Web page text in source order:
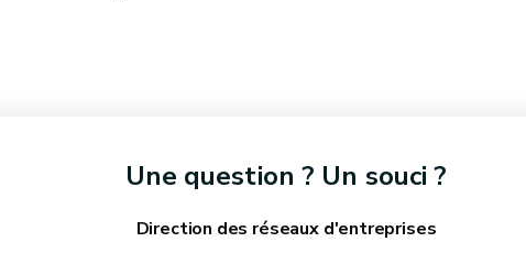
Une question ? Un souci ?
Direction des réseaux d'entreprises